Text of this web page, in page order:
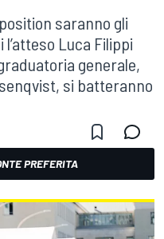
saranno gli
Luca Filippi
generale,
si batteranno
PREFERITA